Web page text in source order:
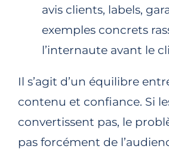
avis clients, labels,
exemples concrets
l’internaute avant le
Il s’agit d’un équilibre
contenu et confiance. Si
convertissent pas, le
pas forcément de